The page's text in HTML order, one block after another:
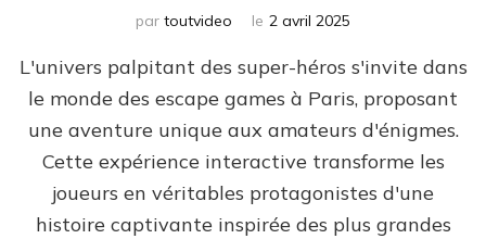
par toutvideo le 2 avril 2025
L'univers palpitant des super-héros s'invite dans
le monde des escape games à Paris, proposant
une aventure unique aux amateurs d'énigmes.
Cette expérience interactive transforme les
joueurs en véritables protagonistes d'une
histoire captivante inspirée des plus grandes